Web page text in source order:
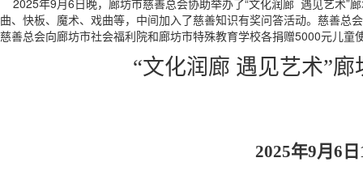
2025年9月6日晚，廊坊市慈善总会协助举办了“文化润廊 遇见艺术”
曲、快板、魔术、戏曲等，中间加入了慈善知识有奖问答活动。慈善
慈善总会向廊坊市社会福利院和廊坊市特殊教育学校各捐赠5000元儿童
“文化润廊 遇见艺术”
2025年9月6